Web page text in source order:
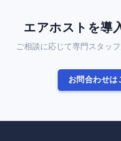
エアホストを導
ご相談に応じて専門スタッ
お問合わせは